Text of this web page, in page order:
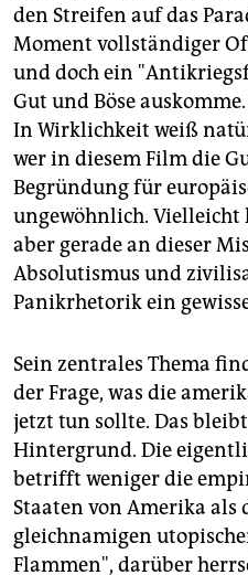
den Streifen auf das
Moment vollständiger
und doch ein
Gut und Böse
In Wirklichkeit weiß
wer in diesem Film die
Begründung für
ungewöhnlich.
aber gerade an dieser
Absolutismus und
Panikrhetorik ein
Sein zentrales Thema
der Frage, was die
jetzt tun sollte. Das
Hintergrund. Die
betrifft weniger die
Staaten von Amerika als
gleichnamigen
Flammen", darüber